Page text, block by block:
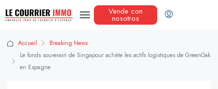
Vende con
nosotros
Accueil
Breaking News
Le fonds souverain de Singapour achète les actifs logistiques de GreenOak
en Espagne